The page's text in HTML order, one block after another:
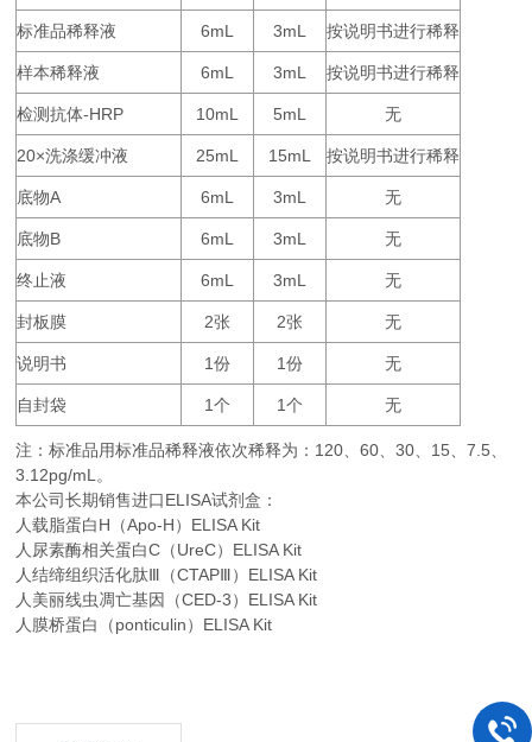
标准品稀释液 6mL 3mL 按说明书进行稀释
样本稀释液 6mL 3mL 按说明书进行稀释
检测抗体-HRP 10mL 5mL 无
20×洗涤缓冲液 25mL 15mL 按说明书进行稀释
底物A 6mL 3mL 无
底物B 6mL 3mL 无
终止液 6mL 3mL 无
封板膜 2张 2张 无
说明书 1份 1份 无
自封袋 1个 1个 无
注：标准品用标准品稀释液依次稀释为： 120、60、30、 15、7.5、
3.12pg/mL。
本公司长期销售进口ELISA试剂盒：
人载脂蛋白H（Apo-H）ELISA Kit
人尿素酶相关蛋白C（UreC）ELISA Kit
人结缔组织活化肽Ⅲ（CTAPⅢ）ELISA Kit
人美丽线虫凋亡基因（CED-3）ELISA Kit
人膜桥蛋白（ponticulin）ELISA Kit